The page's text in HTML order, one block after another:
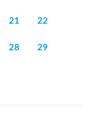
21 22
28 29